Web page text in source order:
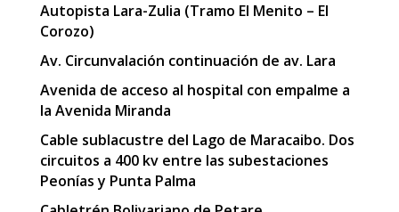
Autopista Lara-Zulia (Tramo El Menito – El
Corozo)
Av. Circunvalación continuación de av. Lara
Avenida de acceso al hospital con empalme a
la Avenida Miranda
Cable sublacustre del Lago de Maracaibo. Dos
circuitos a 400 kv entre las subestaciones
Peonías y Punta Palma